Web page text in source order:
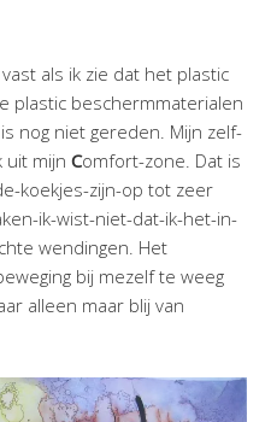
als ik zie dat het plastic
plastic beschermmaterialen
nog niet gereden. Mijn zelf-
uit mijn Comfort-zone. Dat is
koekjes-zijn-op tot zeer
ik-wist-niet-dat-ik-het-in-
wendingen. Het
bij mezelf te weeg
alleen maar blij van